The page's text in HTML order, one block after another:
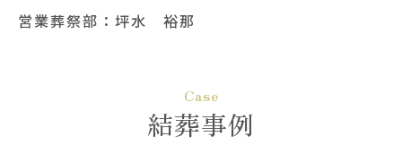
営業葬祭部：坪水 裕那
Case
結葬事例